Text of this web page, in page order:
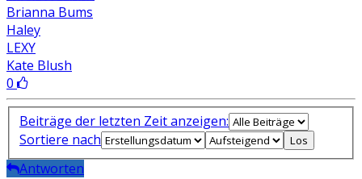
Brianna Bums
Haley
LEXY
Kate Blush
0
Beiträge der letzten Zeit anzeigen:
Sortiere nach
Antworten